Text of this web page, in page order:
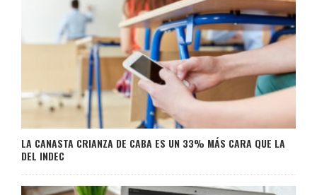
LA CANASTA CRIANZA DE CABA ES UN 33% MÁS CARA QUE LA
DEL INDEC